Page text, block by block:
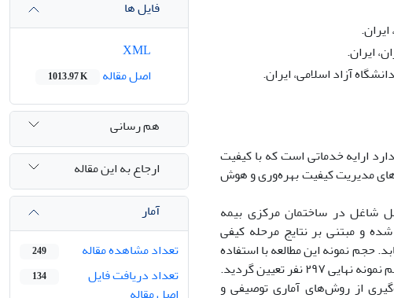
ایران.
آزاد اسلامی، ایران.
ارایه خدماتی است که با کیفیت
مدیریت کیفیت بهرهوری و هوش
شاغل در ساختمان مرکزی بیمه
و مبتنی بر نتایج مرحله کیفی
حجم نمونه این مطالعه با استفاده
نمونه نهایی۲۹۷نفر تعیین گردید.
از روش‌های آماری توصیفی و
فایل ها
اصل مقاله
1013.97 K
هم رسانی
ارجاع به این مقاله
آمار
تعداد مشاهده مقاله
249
تعداد دریافت فایل
134